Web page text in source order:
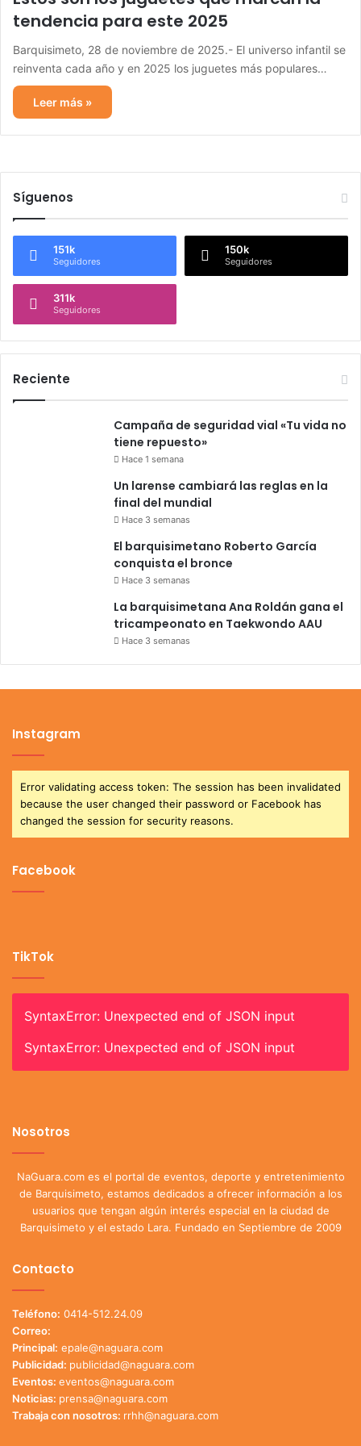
tendencia para este 2025
Barquisimeto, 28 de noviembre de 2025.- El universo infantil se
reinventa cada año y en 2025 los juguetes más populares…
Leer más »
Síguenos
151k
Seguidores
150k
Seguidores
311k
Seguidores
Reciente
Campaña de seguridad vial «Tu vida no
tiene repuesto»
Hace 1 semana
Un larense cambiará las reglas en la
final del mundial
Hace 3 semanas
El barquisimetano Roberto García
conquista el bronce
Hace 3 semanas
La barquisimetana Ana Roldán gana el
tricampeonato en Taekwondo AAU
Hace 3 semanas
Instagram
Error validating access token: The session has been invalidated
because the user changed their password or Facebook has
changed the session for security reasons.
Facebook
TikTok
SyntaxError: Unexpected end of JSON input
SyntaxError: Unexpected end of JSON input
Nosotros
NaGuara.com es el portal de eventos, deporte y entretenimiento
de Barquisimeto, estamos dedicados a ofrecer información a los
usuarios que tengan algún interés especial en la ciudad de
Barquisimeto y el estado Lara. Fundado en Septiembre de 2009
Contacto
Teléfono: 0414-512.24.09
Correo:
Principal: epale@naguara.com
Publicidad: publicidad@naguara.com
Eventos: eventos@naguara.com
Noticias: prensa@naguara.com
Trabaja con nosotros: rrhh@naguara.com